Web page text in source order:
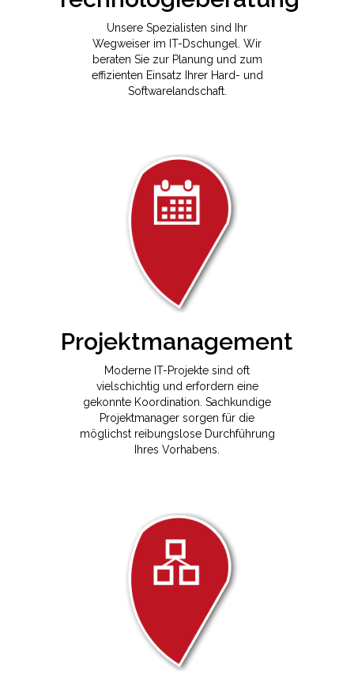
Unsere Spezialisten sind Ihr
Wegweiser im IT-Dschungel. Wir
beraten Sie zur Planung und zum
effizienten Einsatz Ihrer Hard- und
Softwarelandschaft.
Moderne IT-Projekte sind oft
vielschichtig und erfordern eine
gekonnte Koordination. Sachkundige
Projektmanager sorgen für die
möglichst reibungslose Durchführung
Ihres Vorhabens.